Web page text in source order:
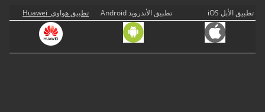
تطبيق الأبل iOS تطبيق الأندرويد Android تطبيق هواوي Huawei